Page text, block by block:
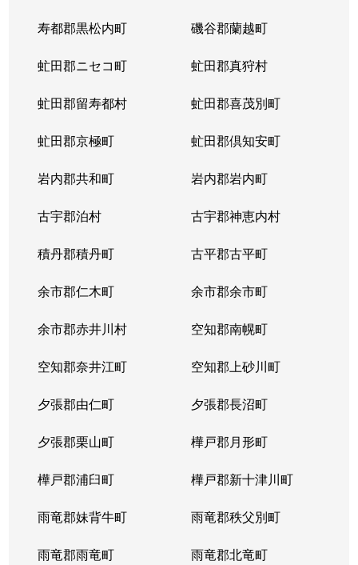
寿都郡黒松内町 磯谷郡蘭越町
虻田郡ニセコ町 虻田郡真狩村
虻田郡留寿都村 虻田郡喜茂別町
虻田郡京極町 虻田郡倶知安町
岩内郡共和町 岩内郡岩内町
古宇郡泊村 古宇郡神恵内村
積丹郡積丹町 古平郡古平町
余市郡仁木町 余市郡余市町
余市郡赤井川村 空知郡南幌町
空知郡奈井江町 空知郡上砂川町
夕張郡由仁町 夕張郡長沼町
夕張郡栗山町 樺戸郡月形町
樺戸郡浦臼町 樺戸郡新十津川町
雨竜郡妹背牛町 雨竜郡秩父別町
雨竜郡雨竜町 雨竜郡北竜町